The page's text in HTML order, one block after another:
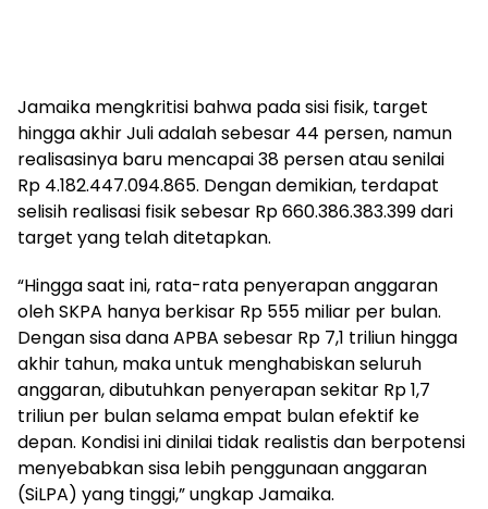
Jamaika mengkritisi bahwa pada sisi fisik, target
hingga akhir Juli adalah sebesar 44 persen, namun
realisasinya baru mencapai 38 persen atau senilai
Rp 4.182.447.094.865. Dengan demikian, terdapat
selisih realisasi fisik sebesar Rp 660.386.383.399 dari
target yang telah ditetapkan.
“Hingga saat ini, rata-rata penyerapan anggaran
oleh SKPA hanya berkisar Rp 555 miliar per bulan.
Dengan sisa dana APBA sebesar Rp 7,1 triliun hingga
akhir tahun, maka untuk menghabiskan seluruh
anggaran, dibutuhkan penyerapan sekitar Rp 1,7
triliun per bulan selama empat bulan efektif ke
depan. Kondisi ini dinilai tidak realistis dan berpotensi
menyebabkan sisa lebih penggunaan anggaran
(SiLPA) yang tinggi,” ungkap Jamaika.